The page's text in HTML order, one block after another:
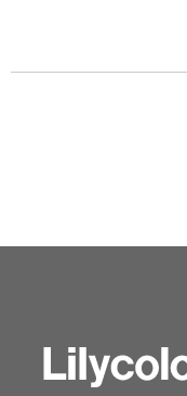
大阪ショールーム
仙台ショールーム